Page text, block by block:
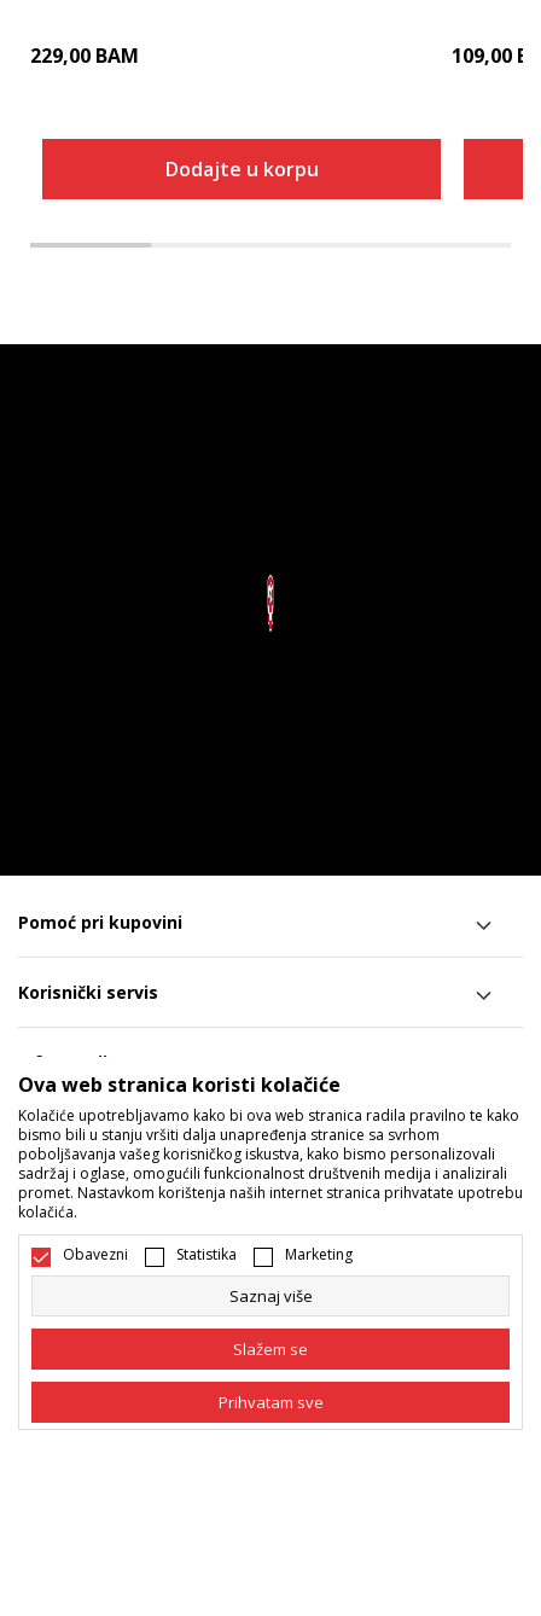
229,00 BAM
Dodajte u korpu
109,00
Pomoć pri kupovini
Korisnički servis
Informacije
Sport Vision ponude
Pratite nas
Mi dijelimo naše tajne sa vama. Pratite nas na društvenim
mrežama i saznajte sve o promocijama, akcijama i novitetima.
Ova web stranica koristi kolačiće
Kolačiće upotrebljavamo kako bi ova web stranica radila pravilno te kako
bismo bili u stanju vršiti dalja unapređenja stranice sa svrhom
poboljšavanja vašeg korisničkog iskustva, kako bismo personalizovali
sadržaj i oglase, omogućili funkcionalnost društvenih medija i analizirali
promet. Nastavkom korištenja naših internet stranica prihvatate upotrebu
kolačića.
Obavezni Statistika Marketing
Saznaj više
Slažem se
Prihvatam sve